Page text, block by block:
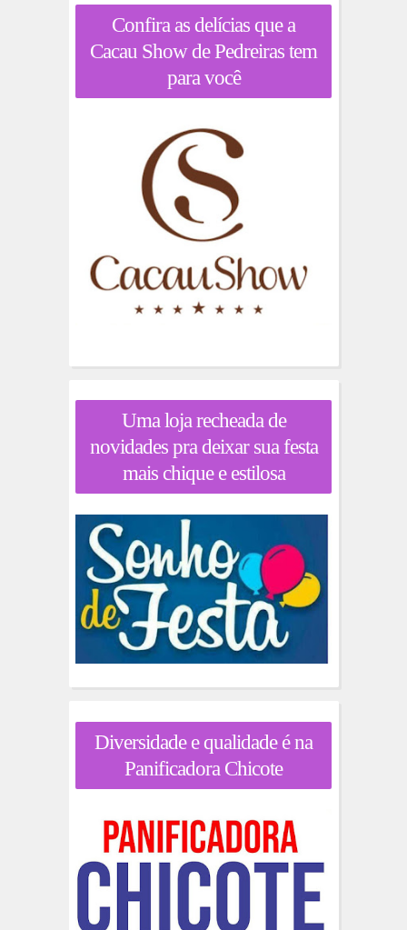
Confira as delícias que a
Cacau Show de Pedreiras tem
para você
Uma loja recheada de
novidades pra deixar sua festa
mais chique e estilosa
Diversidade e qualidade é na
Panificadora Chicote